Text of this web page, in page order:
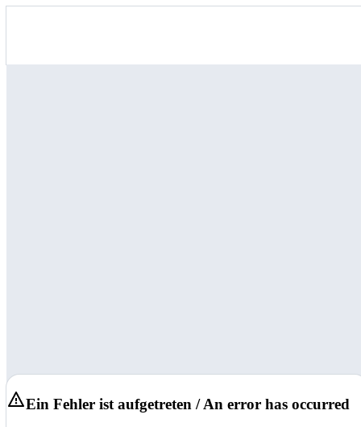
Ein Fehler ist aufgetreten / An error has occurred